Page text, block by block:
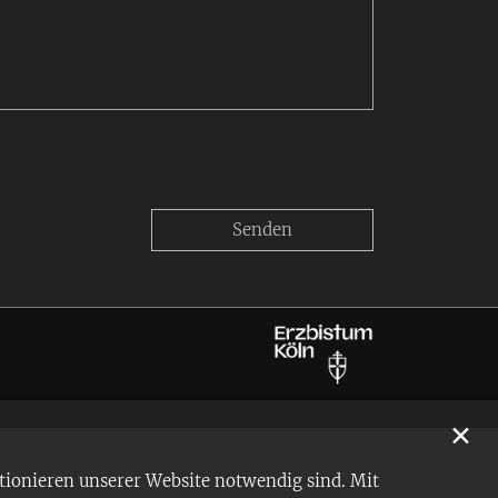
unserer Website notwendig sind. Mit
✕